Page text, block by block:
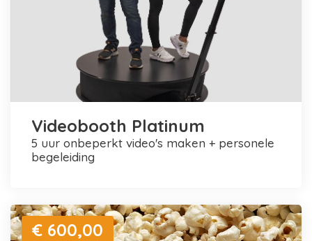
Videobooth Platinum
5 uur onbeperkt video's maken + personele
begeleiding
€ 600,00